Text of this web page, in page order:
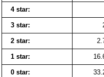
4 star:
3 star:
2 star:
1 star:
0 star: